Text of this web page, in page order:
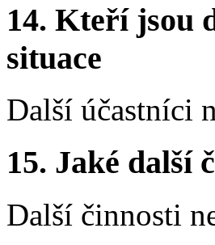
14. Kteří jsou
situace
Další účastníci
15. Jaké další
Další činnosti